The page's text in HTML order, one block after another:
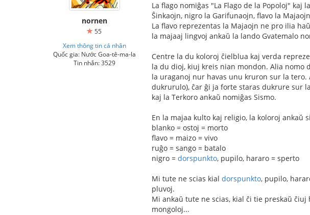
nornen
55
Xem thông tin cá nhân
Quốc gia: Nước Goa-tê-ma-la
Tin nhắn: 3529
La flago nomiĝas "La Flago de la Popoloj"
Ŝinkaojn, nigro la Garifunaojn, flavo la
La flavo reprezentas la Majaojn ne pro ilia
la majaaj lingvoj ankaŭ la lando Gvatemalo
Centre la du koloroj ĉielblua kaj verda
la du dioj, kiuj kreis nian mondon. Alia nomo
la uraganoj nur havas unu kruron sur la tero.
dukrurulo), ĉar ĝi ja forte staras dukrure sur
kaj la Terkoro ankaŭ nomiĝas Sismo.
En la majaa kulto kaj religio, la koloroj ankaŭ
blanko = ostoj = morto
flavo = maizo = vivo
ruĝo = sango = batalo
nigro = dorspunkto, pupilo, hararo = sperto
Mi tute ne scias kial dorspunkto, pupilo,
pluvoj.
Mi ankaŭ tute ne scias, kial ĉi tie preskaŭ
mongoloj...